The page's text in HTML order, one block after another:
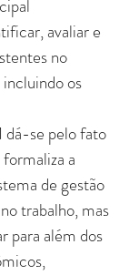
avaliar e
no
os
dá-se pelo fato
a
de gestão
trabalho, mas
para além dos